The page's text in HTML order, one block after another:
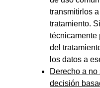
transmitirlos
tratamiento.
técnicamente
del
los datos a
Derecho a
decisión